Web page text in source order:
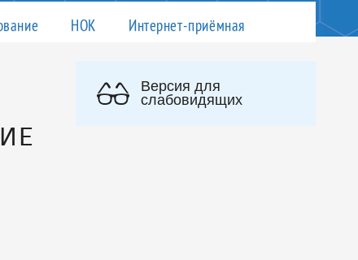
НОК
Интернет-приёмная
Версия для
слабовидящих